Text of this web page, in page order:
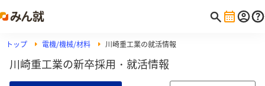
トップ 電機/機械/材料 川崎重工業の就活情報
川崎重工業の新卒採用・就活情報